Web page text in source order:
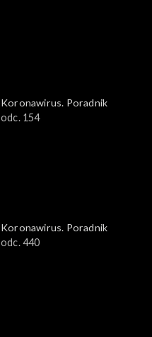
Koronawirus. Poradnik
odc. 154
Koronawirus. Poradnik
odc. 440